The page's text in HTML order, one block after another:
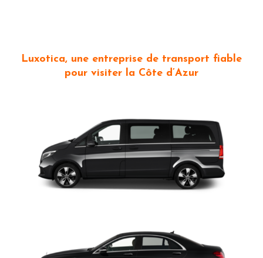
Luxotica, une entreprise de transport fiable
pour visiter la Côte d’Azur